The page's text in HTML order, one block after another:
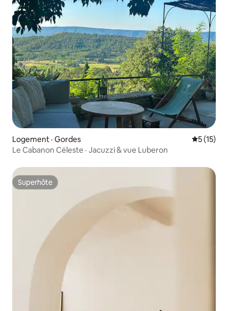
Logement · Gordes Note
5 (15)
Le Cabanon Céleste · Jacuzzi & vue Luberon
Superhôte
Superhôte